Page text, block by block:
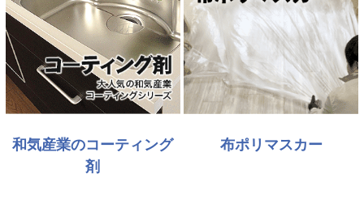
和気産業のコーティング
剤
布ポリマスカー